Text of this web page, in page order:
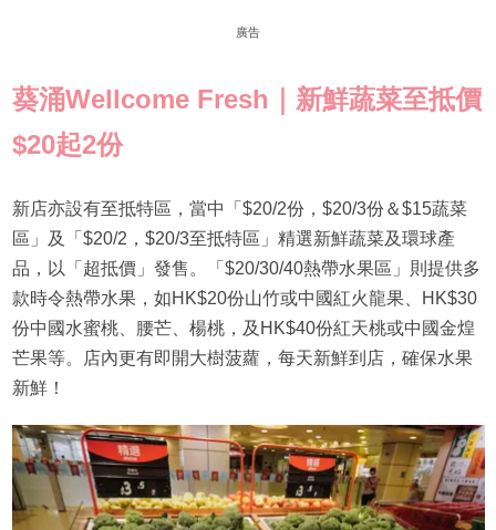
廣告
葵涌Wellcome Fresh｜新鮮蔬菜至抵價
$20起2份
新店亦設有至抵特區，當中「$20/2份，$20/3份＆$15蔬菜
區」及「$20/2，$20/3至抵特區」精選新鮮蔬菜及環球產
品，以「超抵價」發售。「$20/30/40熱帶水果區」則提供多
款時令熱帶水果，如HK$20份山竹或中國紅火龍果、HK$30
份中國水蜜桃、腰芒、楊桃，及HK$40份紅天桃或中國金煌
芒果等。店內更有即開大樹菠蘿，每天新鮮到店，確保水果
新鮮！